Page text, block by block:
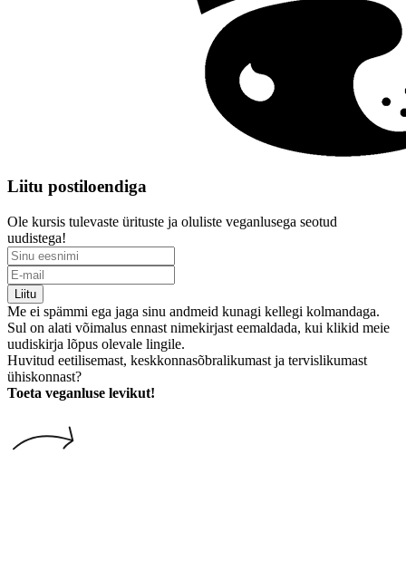
Liitu postiloendiga
Ole kursis tulevaste ürituste ja oluliste veganlusega seotud
uudistega!
Liitu
Me ei spämmi ega jaga sinu andmeid kunagi kellegi kolmandaga.
Sul on alati võimalus ennast nimekirjast eemaldada, kui klikid meie
uudiskirja lõpus olevale lingile.
Huvitud eetilisemast, keskkonnasõbralikumast ja tervislikumast
ühiskonnast?
Toeta veganluse levikut!